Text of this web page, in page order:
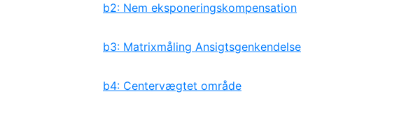
b2: Nem eksponeringskompensation
b3: Matrixmåling Ansigtsgenkendelse
b4: Centervægtet område